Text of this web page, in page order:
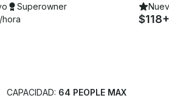
Superowner
/hora $118+
CAPACIDAD: 64 PEOPLE MAX